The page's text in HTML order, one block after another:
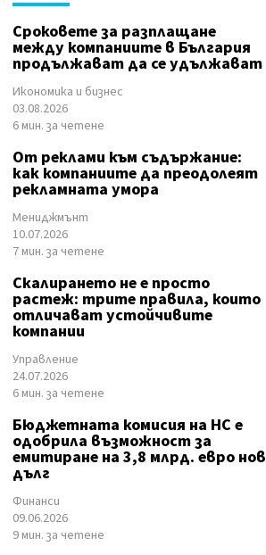
Сроковете за разплащане
между компаниите в България
продължават да се удължават
Икономика и бизнес
03.08.2026
6 мин. за четене
От реклами към съдържание:
как компаниите да преодолеят
рекламната умора
Мениджмънт
10.07.2026
7 мин. за четене
Скалирането не е просто
растеж: трите правила, които
отличават устойчивите
компании
Управление
24.07.2026
6 мин. за четене
Бюджетната комисия на НС е
одобрила възможност за
емитиране на 3,8 млрд. евро нов
дълг
Финанси
09.06.2026
9 мин. за четене